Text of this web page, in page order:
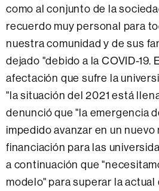
como al conjunto de la
recuerdo muy personal para
nuestra comunidad y de sus
dejado "debido a la COVID-19.
afectación que sufre la
"la situación del 2021 está
denunció que "la emergencia
impedido avanzar en un nuevo
financiación para las
a continuación que
modelo" para superar la